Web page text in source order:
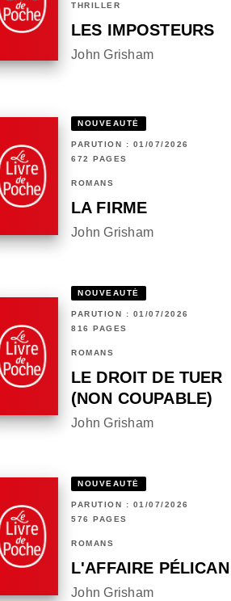
THRILLER
LES IMPOSTEURS
John Grisham
NOUVEAUTÉ
PARUTION : 01/07/2026
672 PAGES
ROMANS
LA FIRME
John Grisham
NOUVEAUTÉ
PARUTION : 01/07/2026
816 PAGES
ROMANS
LE DROIT DE TUER
(NON COUPABLE)
John Grisham
NOUVEAUTÉ
PARUTION : 01/07/2026
576 PAGES
ROMANS
L'AFFAIRE PÉLICAN
John Grisham